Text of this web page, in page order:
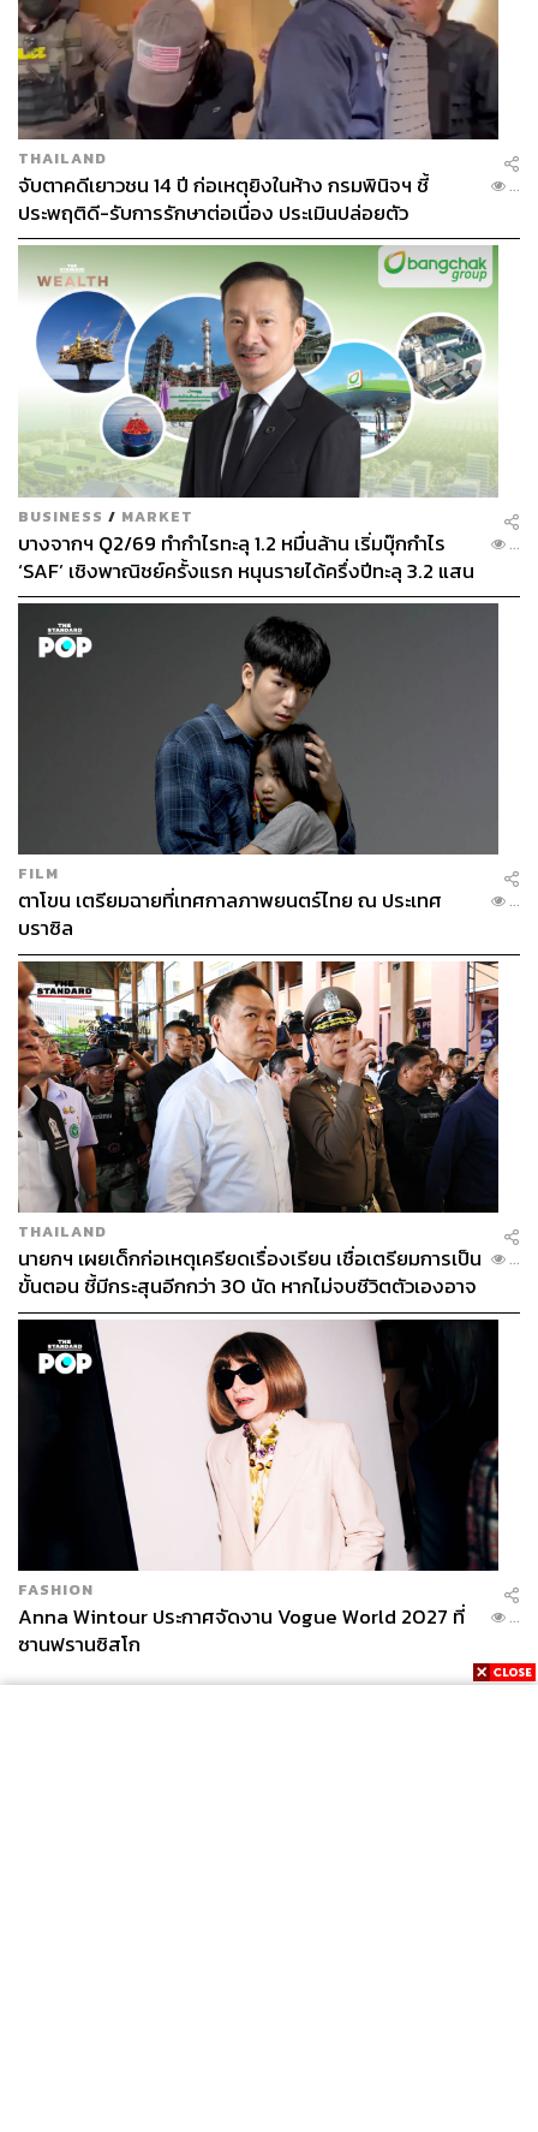
THAILAND
จับตาคดีเยาวชน 14 ปี ก่อเหตุยิงในห้าง กรมพินิจฯ ชี้
ประพฤติดี-รับการรักษาต่อเนื่อง ประเมินปล่อยตัว
...
BUSINESS / MARKET
บางจากฯ Q2/69 ทำกำไรทะลุ 1.2 หมื่นล้าน เริ่มบุ๊กกำไร
‘SAF’ เชิงพาณิชย์ครั้งแรก หนุนรายได้ครึ่งปีทะลุ 3.2 แสน
ล้าน
...
FILM
ตาโขน เตรียมฉายที่เทศกาลภาพยนตร์ไทย ณ ประเทศ
บราซิล
...
THAILAND
นายกฯ เผยเด็กก่อเหตุเครียดเรื่องเรียน เชื่อเตรียมการเป็น
ขั้นตอน ชี้มีกระสุนอีกกว่า 30 นัด หากไม่จบชีวิตตัวเองอาจ
สูญเสียเพิ่ม
...
FASHION
Anna Wintour ประกาศจัดงาน Vogue World 2027 ที่
ซานฟรานซิสโก
...